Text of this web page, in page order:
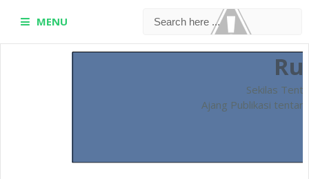
MENU
Sekilas
Ajang Publikasi